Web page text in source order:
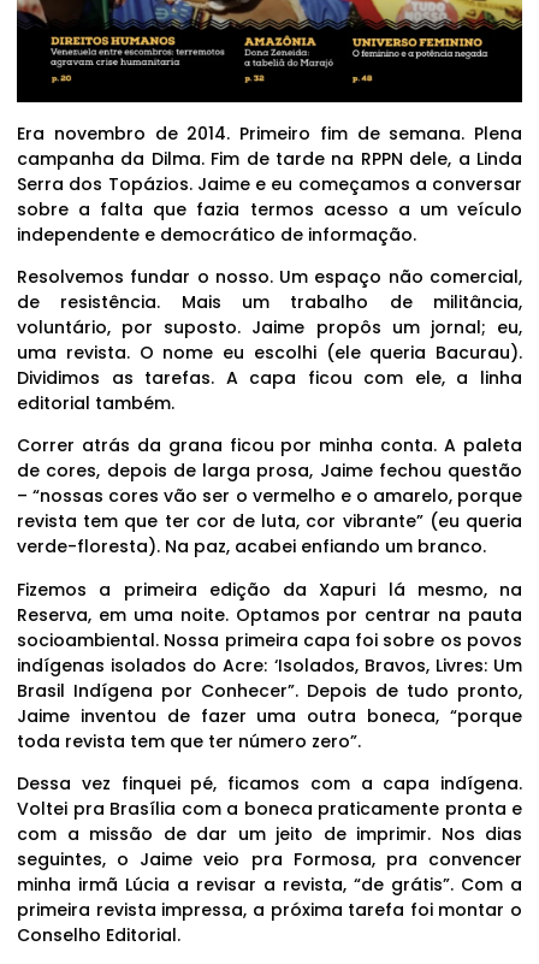
Era novembro de 2014. Primeiro fim de semana. Plena
campanha da Dilma. Fim de tarde na RPPN dele, a Linda
Serra dos Topázios. Jaime e eu começamos a conversar
sobre a falta que fazia termos acesso a um veículo
independente e democrático de informação.
Resolvemos fundar o nosso. Um espaço não comercial,
de resistência. Mais um trabalho de militância,
voluntário, por suposto. Jaime propôs um jornal; eu,
uma revista. O nome eu escolhi (ele queria Bacurau).
Dividimos as tarefas. A capa ficou com ele, a linha
editorial também.
Correr atrás da grana ficou por minha conta. A paleta
de cores, depois de larga prosa, Jaime fechou questão
– “nossas cores vão ser o vermelho e o amarelo, porque
revista tem que ter cor de luta, cor vibrante” (eu queria
verde-floresta). Na paz, acabei enfiando um branco.
Fizemos a primeira edição da Xapuri lá mesmo, na
Reserva, em uma noite. Optamos por centrar na pauta
socioambiental. Nossa primeira capa foi sobre os povos
indígenas isolados do Acre: ‘Isolados, Bravos, Livres: Um
Brasil Indígena por Conhecer”. Depois de tudo pronto,
Jaime inventou de fazer uma outra boneca, “porque
toda revista tem que ter número zero”.
Dessa vez finquei pé, ficamos com a capa indígena.
Voltei pra Brasília com a boneca praticamente pronta e
com a missão de dar um jeito de imprimir. Nos dias
seguintes, o Jaime veio pra Formosa, pra convencer
minha irmã Lúcia a revisar a revista, “de grátis”. Com a
primeira revista impressa, a próxima tarefa foi montar o
Conselho Editorial.